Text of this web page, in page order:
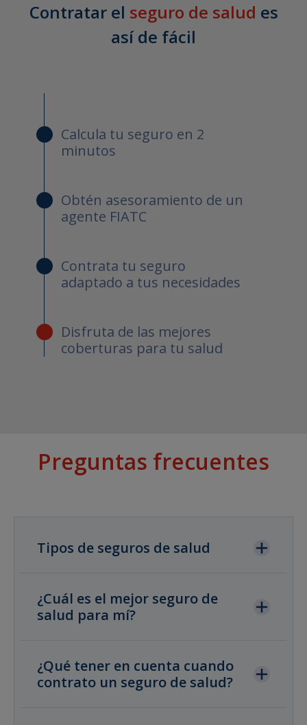
Contratar el seguro de salud es
así de fácil
Calcula tu seguro en 2
minutos
Obtén asesoramiento de un
agente FIATC
Contrata tu seguro
adaptado a tus necesidades
Disfruta de las mejores
coberturas para tu salud
Preguntas frecuentes
Tipos de seguros de salud
¿Cuál es el mejor seguro de
salud para mí?
¿Qué tener en cuenta cuando
contrato un seguro de salud?